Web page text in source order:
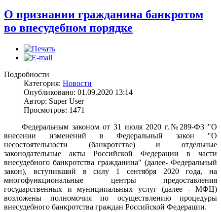
О признании гражданина банкротом
во внесудебном порядке
Подробности
Категория: Новости
Опубликовано: 01.09.2020 13:14
Автор: Super User
Просмотров: 1471
Федеральным законом от 31 июля 2020 г.№289-ФЗ "О
внесении изменений в Федеральный закон "О
несостоятельности (банкротстве) и отдельные
законодательные акты Российской Федерации в части
внесудебного банкротства гражданина" (далее- Федеральный
закон), вступивший в силу 1 сентября 2020 года, на
многофункциональные центры предоставления
государственных и муниципальных услуг (далее - МФЦ)
возложены полномочия по осуществлению процедуры
внесудебного банкротства граждан Российской Федерации.